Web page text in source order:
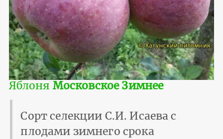
Яблоня Московское Зимнее
Сорт селекции С.И. Исаева с
плодами зимнего срока